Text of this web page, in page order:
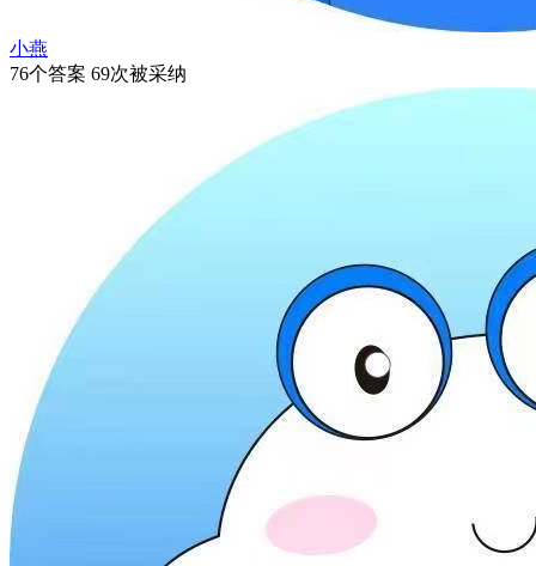
小燕
76个答案 69次被采纳